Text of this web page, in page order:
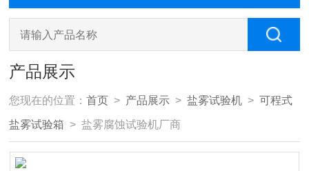
产品展示
您现在的位置：首页 > 产品展示 >盐雾试验机 >可程式
盐雾试验箱 > 盐雾腐蚀试验机厂商